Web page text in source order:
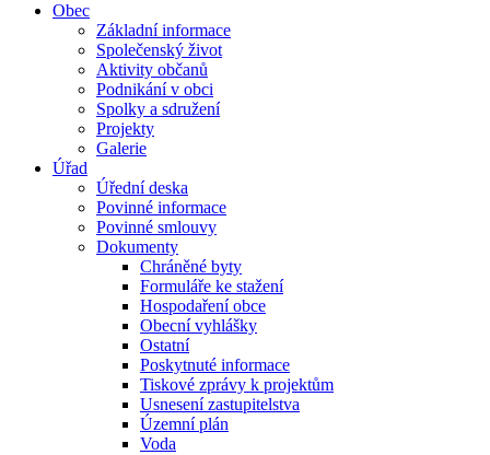
Obec
Základní informace
Společenský život
Aktivity občanů
Podnikání v obci
Spolky a sdružení
Projekty
Galerie
Úřad
Úřední deska
Povinné informace
Povinné smlouvy
Dokumenty
Chráněné byty
Formuláře ke stažení
Hospodaření obce
Obecní vyhlášky
Ostatní
Poskytnuté informace
Tiskové zprávy k projektům
Usnesení zastupitelstva
Územní plán
Voda